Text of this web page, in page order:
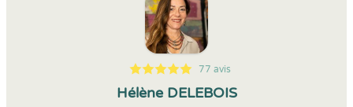
5
1
5
77 77 avis
Hélène DELEBOIS